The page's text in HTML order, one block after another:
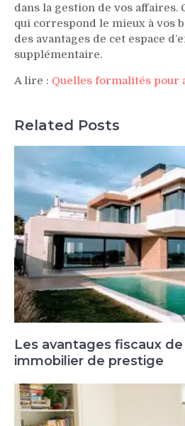
dans la gestion de vos affaires.
qui correspond le mieux à vos
des avantages de cet espace
supplémentaire.
A lire : Quelles formalités pour
Related Posts
Les avantages fiscaux
immobilier de prestige